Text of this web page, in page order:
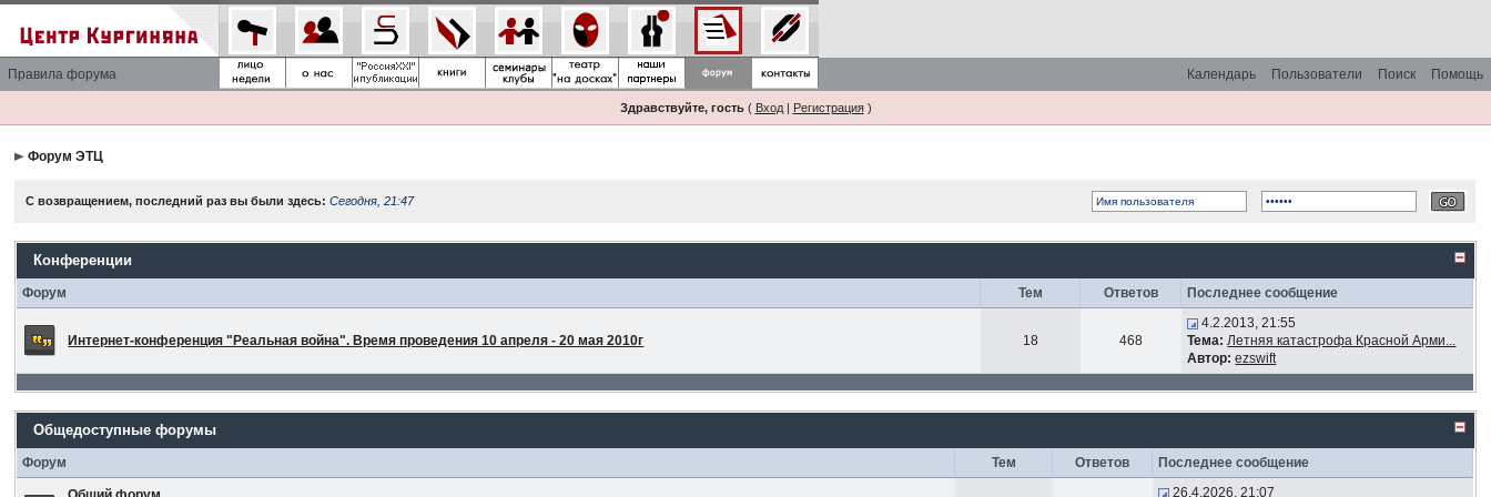
Правила форума Помощь
Поиск
Пользователи
Календарь
Здравствуйте, гость( Вход| Регистрация)
Форум ЭТЦ
С возвращением, последний раз вы были здесь:Сегодня, 21:47
Конференции
Форум Тем Ответов Последнее сообщение
Интернет-конференция "Реальная война". Время проведения 10 апреля - 20 мая 2010г 18 468
4.2.2013, 21:55
Тема: Летняя катастрофа Красной Арми...
Автор: ezswift
Общедоступные форумы
Форум Тем Ответов Последнее сообщение
26.4.2026, 21:07